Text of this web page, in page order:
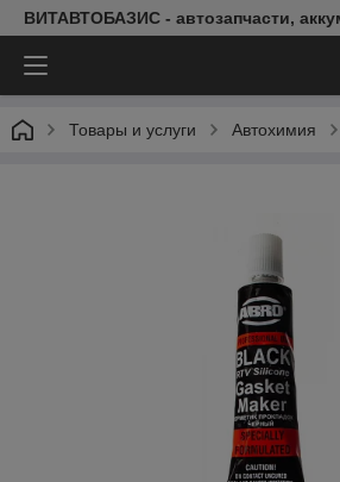
ВИТАВТОБАЗИС - автозапчасти,
Товары и услуги Автохимия